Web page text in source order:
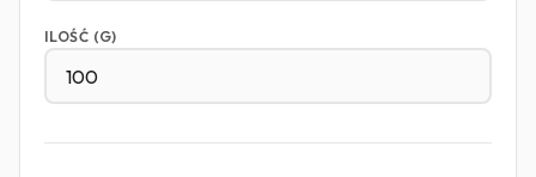
ILOŚĆ (G)